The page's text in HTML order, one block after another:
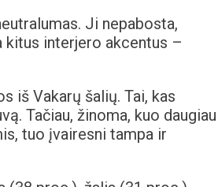
Ji nepabosta,
kitus interjero akcentus –
iš Vakarų šalių. Tai, kas
Tačiau, žinoma, kuo daugiau
tuo įvairesni tampa ir